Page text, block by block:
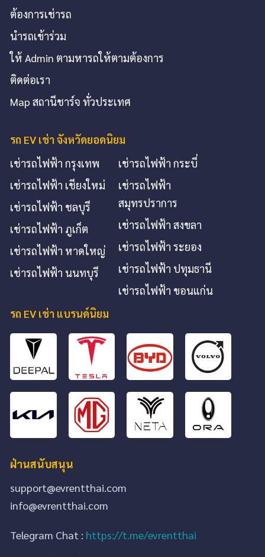
ต้องการเช่ารถ
นำรถเข้าร่วม
ให้ Admin ตามหารถให้ตามต้องการ
ติดต่อเรา
Map สถานีชาร์จ ทั่วประเทศ
รถ EV เช่า จังหวัดยอดนิยม
เช่ารถไฟฟ้า กรุงเทพ
เช่ารถไฟฟ้า เชียงใหม่
เช่ารถไฟฟ้า ชลบุรี
เช่ารถไฟฟ้า ภูเก็ต
เช่ารถไฟฟ้า หาดใหญ่
เช่ารถไฟฟ้า นนทบุรี
เช่ารถไฟฟ้า กระบี่
เช่ารถไฟฟ้า
สมุทรปราการ
เช่ารถไฟฟ้า สงขลา
เช่ารถไฟฟ้า ระยอง
เช่ารถไฟฟ้า ปทุมธานี
เช่ารถไฟฟ้า ขอนแก่น
รถ EV เช่า แบรนด์นิยม
ฝ่านสนับสนุน
support@evrentthai.com
info@evrentthai.com
Telegram Chat : https://t.me/evrentthai